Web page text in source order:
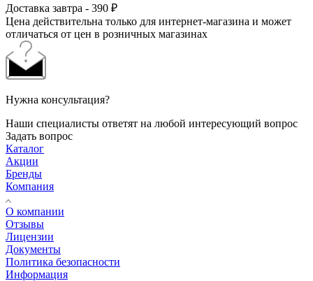
Доставка завтра - 390 ₽
Цена действительна только для интернет-магазина и может
отличаться от цен в розничных магазинах
Нужна консультация?
Наши специалисты ответят на любой интересующий вопрос
Задать вопрос
Каталог
Акции
Бренды
Компания
О компании
Отзывы
Лицензии
Документы
Политика безопасности
Информация